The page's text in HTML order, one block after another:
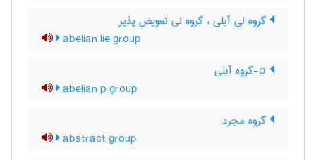
گروه لی آبلی ، گروه لی تعویض پذیر
abelian lie group
abelian p group
گروه مجرد
abstract group